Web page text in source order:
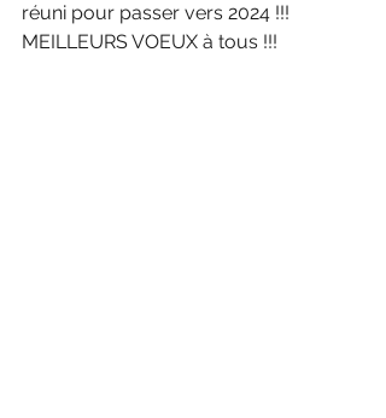
réuni pour passer vers 2024 !!!
MEILLEURS VOEUX à tous !!!